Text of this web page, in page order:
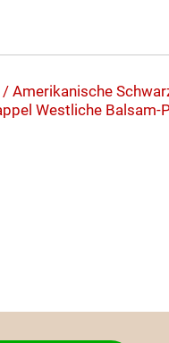
Amerikanische
Westliche Balsam-